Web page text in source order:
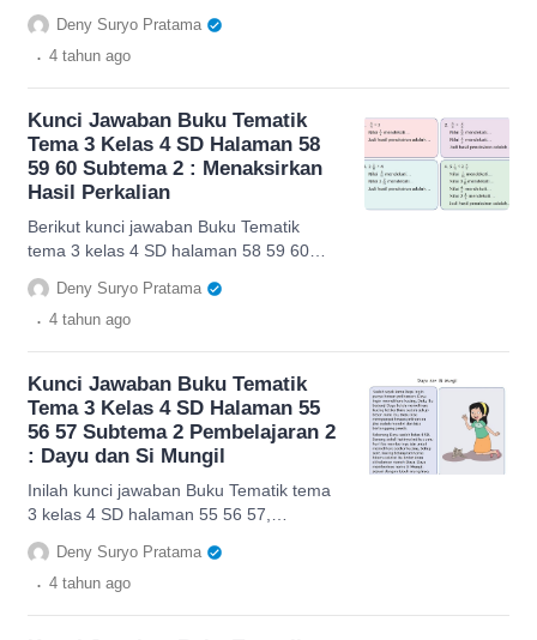
1 Pembelajaran 6, cek di sini.
Deny Suryo Pratama
. 4 tahun ago
Kunci Jawaban Buku Tematik
Tema 3 Kelas 4 SD Halaman 58
59 60 Subtema 2 : Menaksirkan
Hasil Perkalian
Berikut kunci jawaban Buku Tematik
tema 3 kelas 4 SD halaman 58 59 60
mengenai menaksirkan hasil perkalian,
cek di sini.
Deny Suryo Pratama
. 4 tahun ago
Kunci Jawaban Buku Tematik
Tema 3 Kelas 4 SD Halaman 55
56 57 Subtema 2 Pembelajaran 2
: Dayu dan Si Mungil
Inilah kunci jawaban Buku Tematik tema
3 kelas 4 SD halaman 55 56 57,
membahas bacaan Dayu dan Si Mungil.
Deny Suryo Pratama
. 4 tahun ago